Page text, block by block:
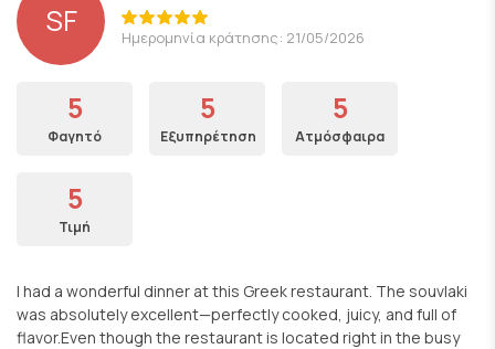
SF Ημερομηνία κράτησης: 21/05/2026
5
Φαγητό
5
Εξυπηρέτηση
5
Ατμόσφαιρα
5
Τιμή
I had a wonderful dinner at this Greek restaurant. The souvlaki
was absolutely excellent—perfectly cooked, juicy, and full of
flavor.Even though the restaurant is located right in the busy